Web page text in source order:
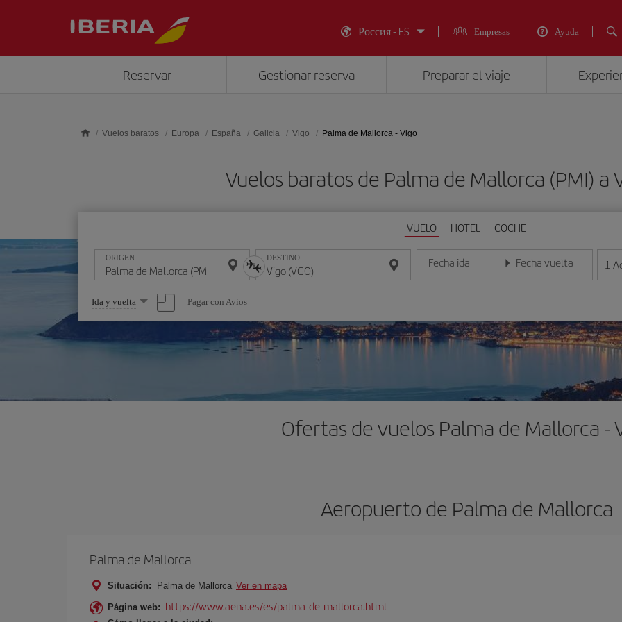
Россия - ES
Empresas Ayuda
Reservar Gestionar reserva Preparar el viaje
Vuelos baratos Europa España Galicia Vigo Palma de Mallorca - Vigo
Vuelos baratos de Palma de Mallorca (PMI) a
VUELO HOTEL COCHE
ORIGEN DESTINO Fecha ida
Introduce la fecha en formato día/mes/año
Fecha vuelta
Introduce la fecha en 1
Seleccione
una
opción
Ida y vuelta Pagar con Avios
Ofertas de vuelos Palma de Mallorca -
Aeropuerto de Palma de Mallorca
Palma de Mallorca
Situación: Palma de Mallorca Ver en mapa
Página web: https://www.aena.es/es/palma-de-mallorca.html